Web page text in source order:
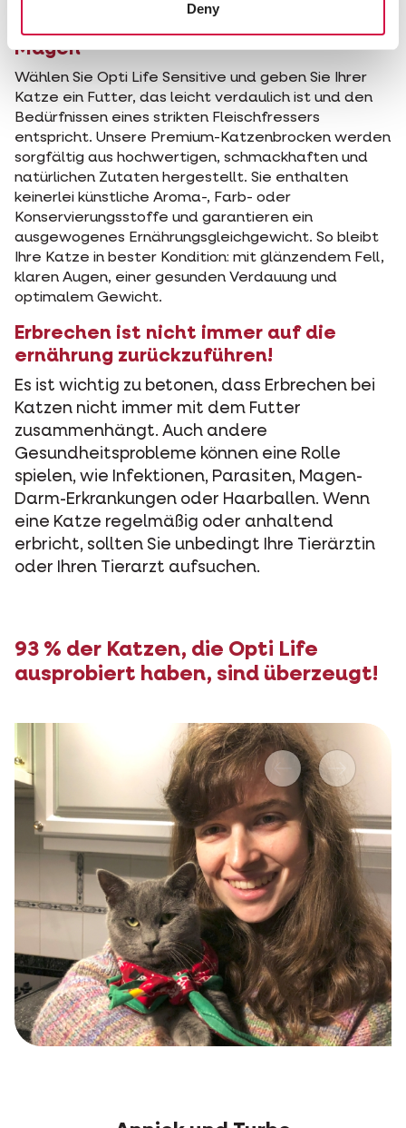
Deny
Magen
Wählen Sie Opti Life Sensitive und geben Sie Ihrer
Katze ein Futter, das leicht verdaulich ist und den
Bedürfnissen eines strikten Fleischfressers
entspricht. Unsere Premium-Katzenbrocken werden
sorgfältig aus hochwertigen, schmackhaften und
natürlichen Zutaten hergestellt. Sie enthalten
keinerlei künstliche Aroma-, Farb- oder
Konservierungsstoffe und garantieren ein
ausgewogenes Ernährungsgleichgewicht. So bleibt
Ihre Katze in bester Kondition: mit glänzendem Fell,
klaren Augen, einer gesunden Verdauung und
optimalem Gewicht.
Erbrechen ist nicht immer auf die
ernährung zurückzuführen!
Es ist wichtig zu betonen, dass Erbrechen bei
Katzen nicht immer mit dem Futter
zusammenhängt. Auch andere
Gesundheitsprobleme können eine Rolle
spielen, wie Infektionen, Parasiten, Magen-
Darm-Erkrankungen oder Haarballen. Wenn
eine Katze regelmäßig oder anhaltend
erbricht, sollten Sie unbedingt Ihre Tierärztin
oder Ihren Tierarzt aufsuchen.
93 % der Katzen, die Opti Life
ausprobiert haben, sind überzeugt!
Vorher Nächstes